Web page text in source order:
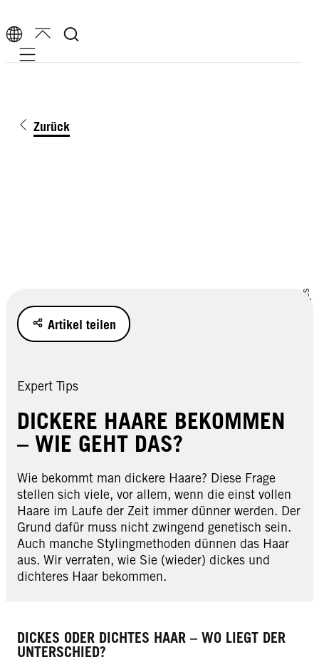
Mobile navigation
Zurück
Getty Images
Artikel teilen
Expert Tips
DICKERE HAARE BEKOMMEN
– WIE GEHT DAS?
Wie bekommt man dickere Haare? Diese Frage
stellen sich viele, vor allem, wenn die einst vollen
Haare im Laufe der Zeit immer dünner werden. Der
Grund dafür muss nicht zwingend genetisch sein.
Auch manche Stylingmethoden dünnen das Haar
aus. Wir verraten, wie Sie (wieder) dickes und
dichteres Haar bekommen.
DICKES ODER DICHTES HAAR – WO LIEGT DER
UNTERSCHIED?